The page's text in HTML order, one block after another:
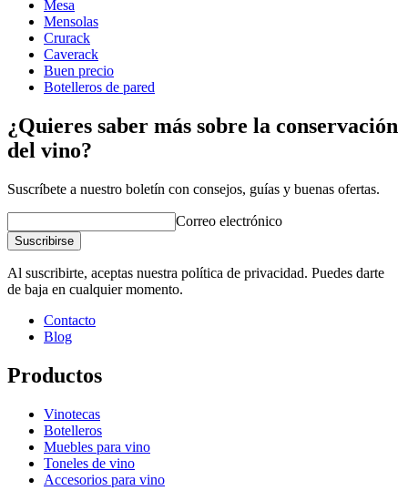
Mesa
Mensolas
Crurack
Caverack
Buen precio
Botelleros de pared
¿Quieres saber más sobre la conservación
del vino?
Suscríbete a nuestro boletín con consejos, guías y buenas ofertas.
Correo electrónico
Suscribirse
Al suscribirte, aceptas nuestra política de privacidad. Puedes darte
de baja en cualquier momento.
Contacto
Blog
Productos
Vinotecas
Botelleros
Muebles para vino
Toneles de vino
Accesorios para vino